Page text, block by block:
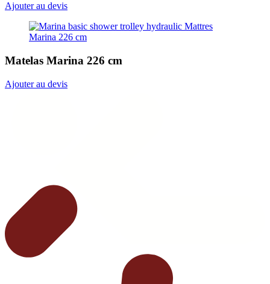
Ajouter au devis
Matelas Marina 226 cm
Ajouter au devis